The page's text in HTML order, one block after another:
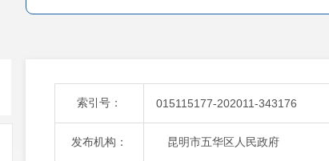
索引号： 015115177-202011-343176
发布机构： 昆明市五华区人民政府